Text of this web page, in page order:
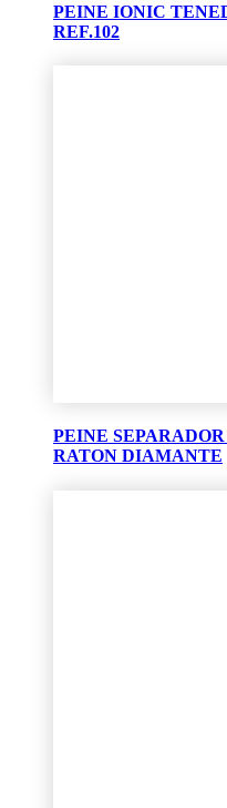
PEINE IONIC
REF.102
PEINE
RATON DIAMANTE